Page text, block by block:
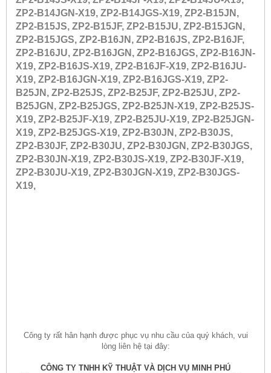
ZP2-B14JGN-X19, ZP2-B14JGS-X19, ZP2-B15JN,
ZP2-B15JS, ZP2-B15JF, ZP2-B15JU, ZP2-B15JGN,
ZP2-B15JGS, ZP2-B16JN, ZP2-B16JS, ZP2-B16JF,
ZP2-B16JU, ZP2-B16JGN, ZP2-B16JGS, ZP2-B16JN-
X19, ZP2-B16JS-X19, ZP2-B16JF-X19, ZP2-B16JU-
X19, ZP2-B16JGN-X19, ZP2-B16JGS-X19, ZP2-
B25JN, ZP2-B25JS, ZP2-B25JF, ZP2-B25JU, ZP2-
B25JGN, ZP2-B25JGS, ZP2-B25JN-X19, ZP2-B25JS-
X19, ZP2-B25JF-X19, ZP2-B25JU-X19, ZP2-B25JGN-
X19, ZP2-B25JGS-X19, ZP2-B30JN, ZP2-B30JS,
ZP2-B30JF, ZP2-B30JU, ZP2-B30JGN, ZP2-B30JGS,
ZP2-B30JN-X19, ZP2-B30JS-X19, ZP2-B30JF-X19,
ZP2-B30JU-X19, ZP2-B30JGN-X19, ZP2-B30JGS-
X19,
Công ty rất hân hạnh được phục vụ nhu cầu của quý khách, vui
lòng liên hệ tại đây:
CÔNG TY TNHH KỸ THUẬT VÀ DỊCH VỤ MINH PHÚ